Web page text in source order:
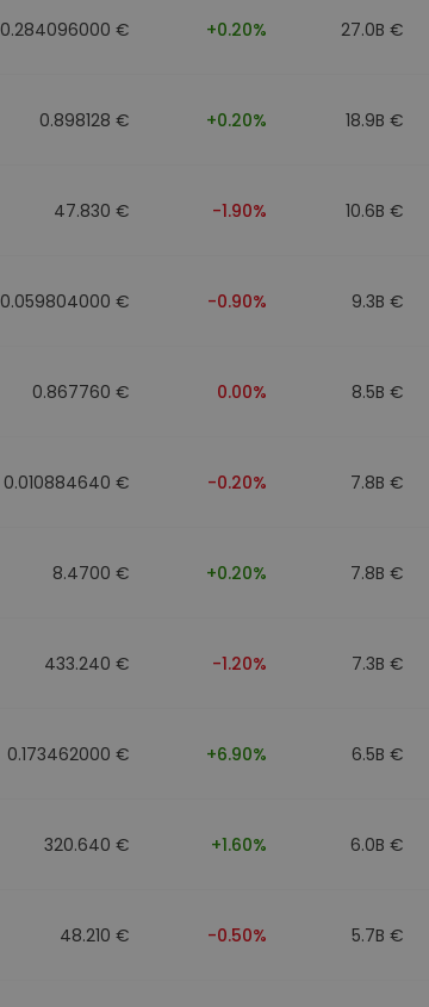
0.284096000 € +0.20% 27.0B €
0.898128 € +0.20% 18.9B €
47.830 € -1.90% 10.6B €
0.059804000 € -0.90% 9.3B €
0.867760 € 0.00% 8.5B €
0.010884640 € -0.20% 7.8B €
8.4700 € +0.20% 7.8B €
433.240 € -1.20% 7.3B €
0.173462000 € +6.90% 6.5B €
320.640 € +1.60% 6.0B €
48.210 € -0.50% 5.7B €